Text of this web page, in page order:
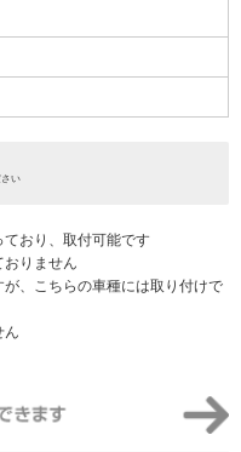
さい
ており、取付可能です
おりません
、こちらの車種には取り付けで
ん